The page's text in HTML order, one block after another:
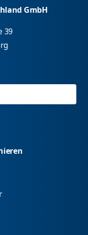
GmbH
39